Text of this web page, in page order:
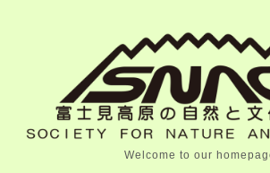
Welcome to our